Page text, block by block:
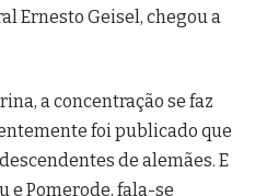
Ernesto Geisel, chegou a
a concentração se faz
foi publicado que
de alemães. E
e Pomerode, fala-se